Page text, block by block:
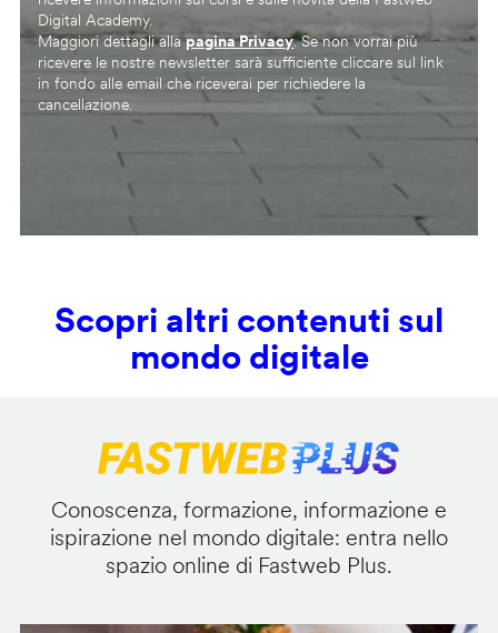
Digital Academy.
Maggiori dettagli allapagina Privacy. Se non vorrai più
ricevere le nostre newsletter sarà sufficiente cliccare sul link
in fondo alle email che riceverai per richiedere la
cancellazione.
Scopri altri contenuti sul
mondo digitale
Conoscenza, formazione, informazione e
ispirazione nel mondo digitale: entra nello
spazio online di Fastweb Plus.